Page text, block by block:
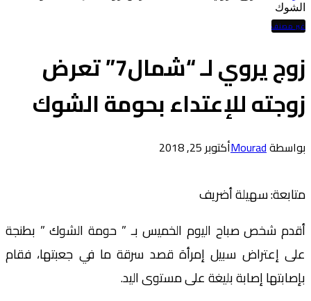
الشوك
غير مصنف
زوج يروي لـ “شمال7” تعرض
زوجته للإعتداء بحومة الشوك
بواسطةMouradأكتوبر 25, 2018
متابعة: سهيلة أضريف
أقدم شخص صباح اليوم الخميس بـ ” حومة الشوك ” بطنجة
على إعتراض سبيل إمرأة قصد سرقة ما في جعبتها، فقام
بإصابتها إصابة بليغة على مستوى اليد.